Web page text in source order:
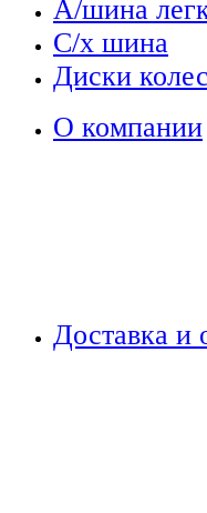
А/шина
С/х шина
Диски
О компании
Доставка и